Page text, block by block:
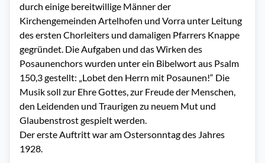
durch einige bereitwillige Männer der
Kirchengemeinden Artelhofen und Vorra unter Leitung
des ersten Chorleiters und damaligen Pfarrers Knappe
gegründet. Die Aufgaben und das Wirken des
Posaunenchors wurden unter ein Bibelwort aus Psalm
150,3 gestellt: „Lobet den Herrn mit Posaunen!“ Die
Musik soll zur Ehre Gottes, zur Freude der Menschen,
den Leidenden und Traurigen zu neuem Mut und
Glaubenstrost gespielt werden.
Der erste Auftritt war am Ostersonntag des Jahres
1928.